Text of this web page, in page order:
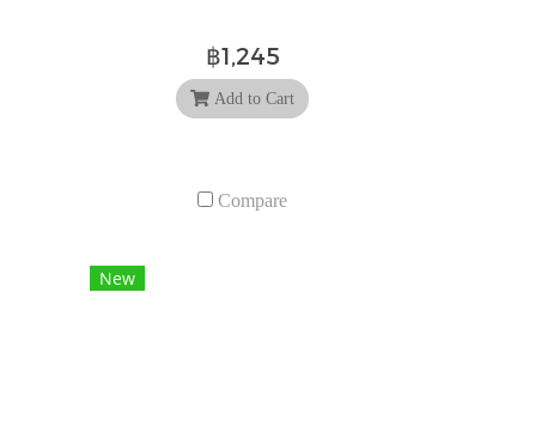
฿1,245
Add to Cart
Compare
New